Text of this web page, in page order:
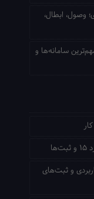
وصول، ابطال،
سامانه‌ها و
و ثبت‌های